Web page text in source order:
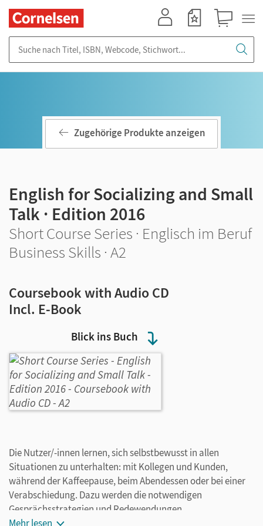
Blick ins Buch
Zugehörige Produkte anzeigen
English for Socializing and Small
Talk · Edition 2016
Short Course Series · Englisch im Beruf
Business Skills · A2
Coursebook with Audio CD
Incl. E-Book
Die Nutzer/-innen lernen, sich selbstbewusst in allen
Situationen zu unterhalten: mit Kollegen und Kunden,
während der Kaffeepause, beim Abendessen oder bei einer
Verabschiedung. Dazu werden die notwendigen
Gesprächsstrategien und Redewendungen
abwechslungsreich in Übungen und Rollenspielen
Mehr lesen